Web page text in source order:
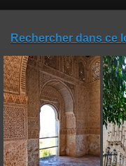
Rechercher dans ce